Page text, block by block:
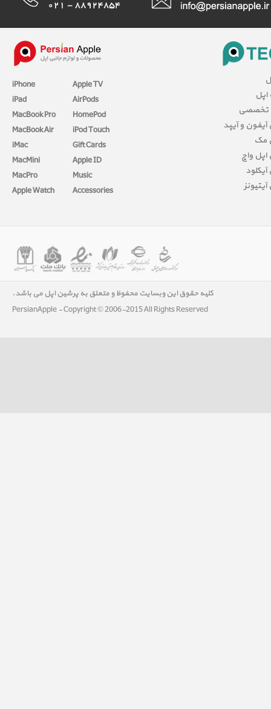
iPhone
iPad
MacBook Pro
MacBook Air
iMac
MacMini
MacPro
Apple Watch
Apple TV
AirPods
HomePod
iPod Touch
Gift Cards
Apple ID
Music
Accessories
اپل
تخصصی
و آیپد
مک
واچ
کلیه حقوق این وبسایت محفوظ و متعلق به پرشین اپل می باشد.
PersianApple - Copyright © 2006-2015 All Rights Reserved